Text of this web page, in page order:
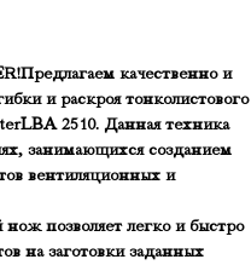
качественно и
и раскроя тонколистового
2510. Данная техника
занимающихся созданием
вентиляционных и
позволяет легко и быстро
на заготовки заданных